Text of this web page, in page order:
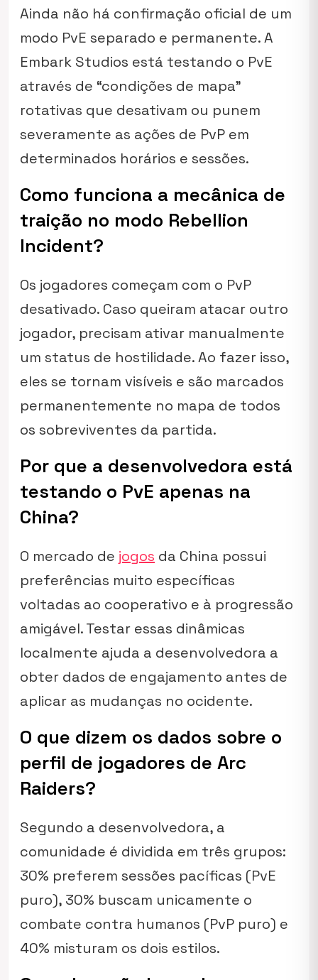
Ainda não há confirmação oficial de um
modo PvE separado e permanente. A
Embark Studios está testando o PvE
através de “condições de mapa”
rotativas que desativam ou punem
severamente as ações de PvP em
determinados horários e sessões.
Como funciona a mecânica de
traição no modo Rebellion
Incident?
Os jogadores começam com o PvP
desativado. Caso queiram atacar outro
jogador, precisam ativar manualmente
um status de hostilidade. Ao fazer isso,
eles se tornam visíveis e são marcados
permanentemente no mapa de todos
os sobreviventes da partida.
Por que a desenvolvedora está
testando o PvE apenas na
China?
O mercado de jogos da China possui
preferências muito específicas
voltadas ao cooperativo e à progressão
amigável. Testar essas dinâmicas
localmente ajuda a desenvolvedora a
obter dados de engajamento antes de
aplicar as mudanças no ocidente.
O que dizem os dados sobre o
perfil de jogadores de Arc
Raiders?
Segundo a desenvolvedora, a
comunidade é dividida em três grupos:
30% preferem sessões pacíficas (PvE
puro), 30% buscam unicamente o
combate contra humanos (PvP puro) e
40% misturam os dois estilos.